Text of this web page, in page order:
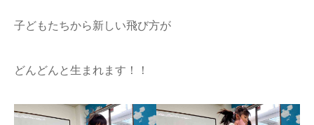
子どもたちから新しい飛び方が
どんどんと生まれます！！